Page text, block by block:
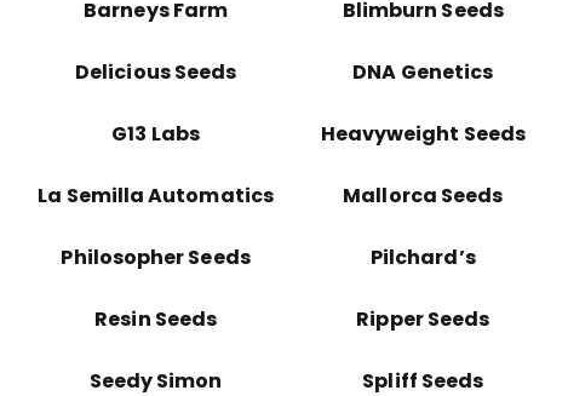
Barneys Farm
Delicious Seeds
G13 Labs
La Semilla Automatics
Philosopher Seeds
Resin Seeds
Seedy Simon
Blimburn Seeds
DNA Genetics
Heavyweight Seeds
Mallorca Seeds
Pilchard’s
Ripper Seeds
Spliff Seeds